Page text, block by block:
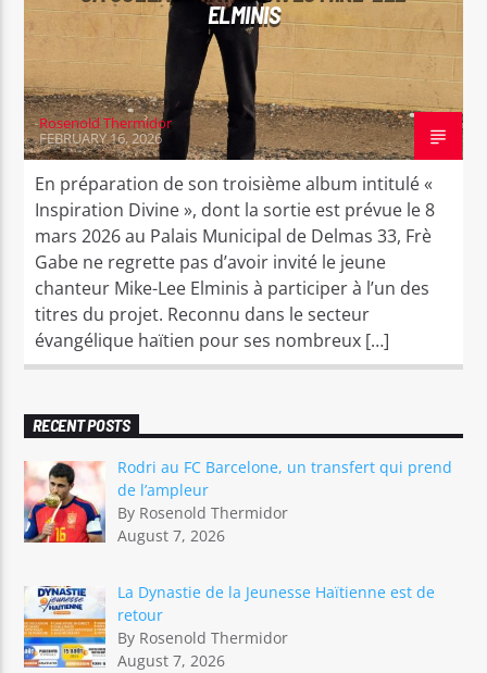
ELMINIS
Rosenold Thermidor
FEBRUARY 16, 2026
En préparation de son troisième album intitulé «
Inspiration Divine », dont la sortie est prévue le 8
mars 2026 au Palais Municipal de Delmas 33, Frè
Gabe ne regrette pas d’avoir invité le jeune
chanteur Mike-Lee Elminis à participer à l’un des
titres du projet. Reconnu dans le secteur
évangélique haïtien pour ses nombreux […]
RECENT POSTS
Rodri au FC Barcelone, un transfert qui prend
de l’ampleur
By Rosenold Thermidor
August 7, 2026
La Dynastie de la Jeunesse Haïtienne est de
retour
By Rosenold Thermidor
August 7, 2026